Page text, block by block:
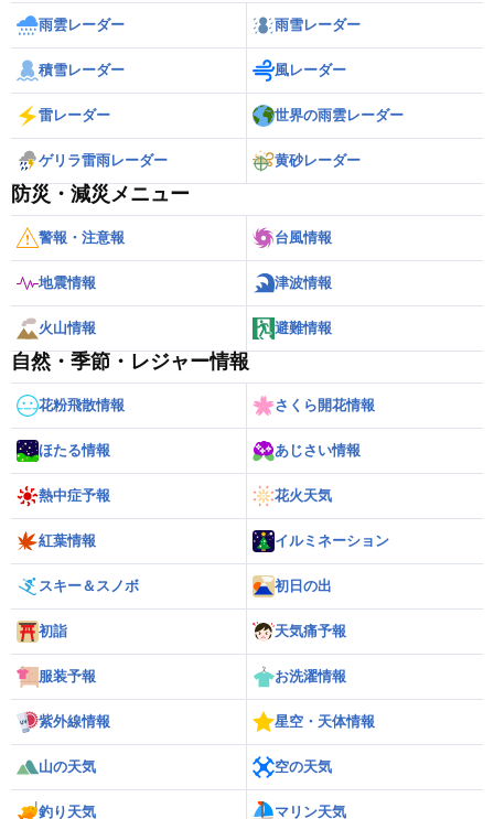
雨雲レーダー 雨雪レーダー
積雪レーダー 風レーダー
雷レーダー 世界の雨雲レーダー
ゲリラ雷雨レーダー 黄砂レーダー
防災・減災メニュー
警報・注意報 台風情報
地震情報 津波情報
火山情報 避難情報
自然・季節・レジャー情報
花粉飛散情報 さくら開花情報
ほたる情報 あじさい情報
熱中症予報 花火天気
紅葉情報 イルミネーション
スキー＆スノボ 初日の出
初詣 天気痛予報
服装予報 お洗濯情報
紫外線情報 星空・天体情報
山の天気 空の天気
釣り天気 マリン天気